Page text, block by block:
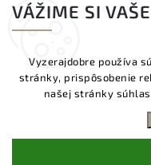
VÁŽIME SI
Vyzerajdobre používa
stránky, prispôsobenie
našej stránky
DOPRAVA ZADARMO
PRACOVNÝCH DŇOCH
VÝMENA TOVARU |
Copyright 2026